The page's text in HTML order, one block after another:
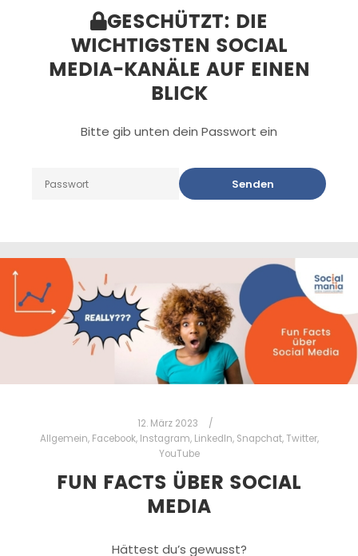
GESCHÜTZT: DIE
WICHTIGSTEN SOCIAL
MEDIA-KANÄLE AUF EINEN
BLICK
Bitte gib unten dein Passwort ein
12. März 2023
Allgemein, Facebook, Instagram, LinkedIn, Snapchat,Twitter,
YouTube
FUN FACTS ÜBER SOCIAL
MEDIA
Hättest du’s gewusst?